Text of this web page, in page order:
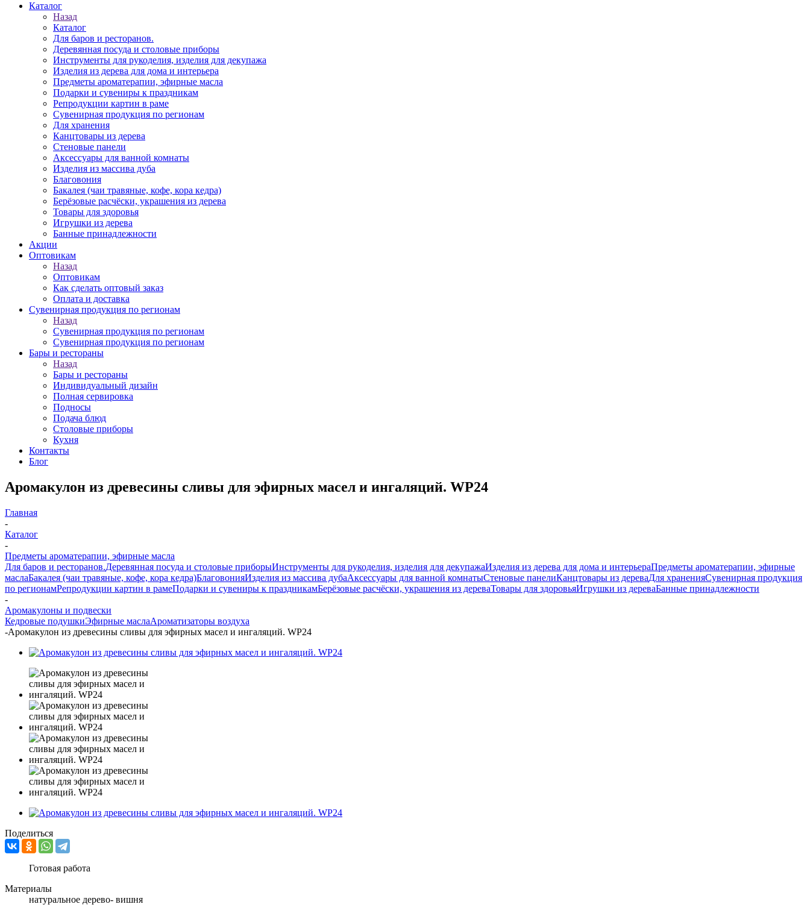
Каталог
Назад
Каталог
Для баров и ресторанов.
Деревянная посуда и столовые приборы
Инструменты для рукоделия, изделия для декупажа
Изделия из дерева для дома и интерьера
Предметы ароматерапии, эфирные масла
Подарки и сувениры к праздникам
Репродукции картин в раме
Сувенирная продукция по регионам
Для хранения
Канцтовары из дерева
Стеновые панели
Аксессуары для ванной комнаты
Изделия из массива дуба
Благовония
Бакалея (чаи травяные, кофе, кора кедра)
Берёзовые расчёски, украшения из дерева
Товары для здоровья
Игрушки из дерева
Банные принадлежности
Акции
Оптовикам
Назад
Оптовикам
Как сделать оптовый заказ
Оплата и доставка
Сувенирная продукция по регионам
Назад
Сувенирная продукция по регионам
Сувенирная продукция по регионам
Бары и рестораны
Назад
Бары и рестораны
Индивидуальный дизайн
Полная сервировка
Подносы
Подача блюд
Столовые приборы
Кухня
Контакты
Блог
Аромакулон из древесины сливы для эфирных масел и ингаляций. WP24
Главная
-
Каталог
-
Предметы ароматерапии, эфирные масла
Для баров и ресторанов.Деревянная посуда и столовые приборыИнструменты для рукоделия, изделия для декупажаИзделия из дерева для дома и интерьераПредметы ароматерапии, эфирные
маслаБакалея (чаи травяные, кофе, кора кедра)БлаговонияИзделия из массива дубаАксессуары для ванной комнатыСтеновые панелиКанцтовары из дереваДля храненияСувенирная продукция
по регионамРепродукции картин в рамеПодарки и сувениры к праздникамБерёзовые расчёски, украшения из дереваТовары для здоровьяИгрушки из дереваБанные принадлежности
-
Аромакулоны и подвески
Кедровые подушкиЭфирные маслаАроматизаторы воздуха
-Аромакулон из древесины сливы для эфирных масел и ингаляций. WP24
Поделиться
Готовая работа
Материалы
натуральное дерево- вишня